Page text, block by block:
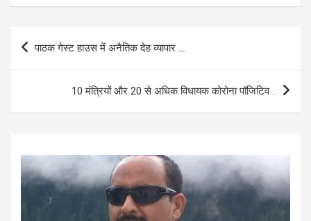
ce
o
at
A
p
p
ail ar
Post
पाठक गेस्ट हाउस में अनैतिक देह व्यापार ….
10 मंत्रियों और 20 से अधिक विधायक कोरोना पॉजिटिव ..